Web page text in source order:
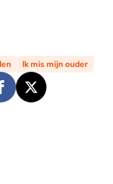
Ik mis mijn ouder